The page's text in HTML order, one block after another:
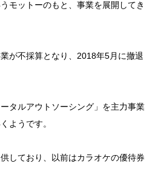
モットーのもと、事業を展開してき
が不採算となり、2018年5月に撤退
タルアウトソーシング」を主力事業
ようです。
しており、以前はカラオケの優待券